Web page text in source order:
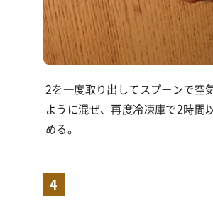
2を一度取り出してスプーンで空
ように混ぜ、再度冷凍庫で2時間
める。
4